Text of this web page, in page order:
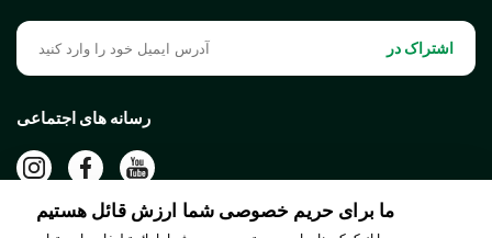
اشتراک در
رسانه های اجتماعی
ما برای حریم خصوصی شما ارزش قائل هستیم